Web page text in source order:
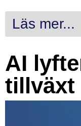
Läs mer...
AI
tillväxt